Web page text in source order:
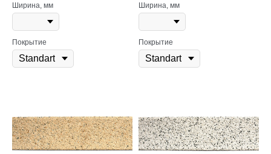
Ширина, мм
Покрытие
Ширина, мм
Покрытие